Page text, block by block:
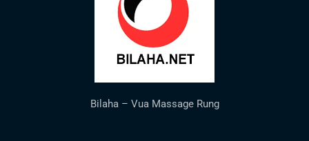
Bilaha – Vua Massage Rung